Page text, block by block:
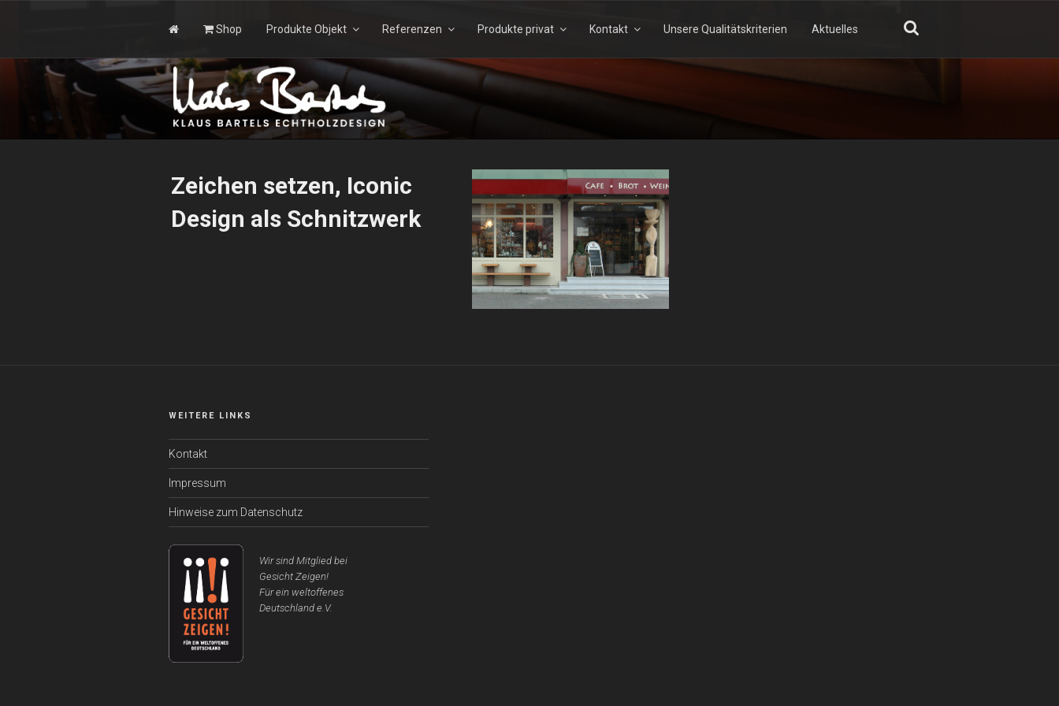
KLAUS BARTELS – ECHTHOLZDESIGN
Shop Produkte Objekt Referenzen Produkte privat Kontakt Unsere Qualitätskriterien Aktuelles
Suchen
nach:
Suchen
Zeichen setzen, Iconic
Design als Schnitzwerk
WEITERE LINKS
Kontakt
Impressum
Hinweise zum Datenschutz
Wir sind Mitglied bei
Gesicht Zeigen!
Für ein weltoffenes
Deutschland e.V.